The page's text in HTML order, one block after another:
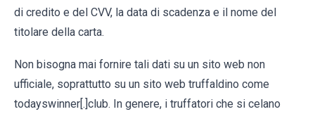
di credito e del CVV, la data di scadenza e il nome del
titolare della carta.
Non bisogna mai fornire tali dati su un sito web non
ufficiale, soprattutto su un sito web truffaldino come
todayswinner[.]club. In genere, i truffatori che si celano